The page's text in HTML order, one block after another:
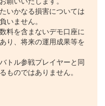
いかなる損害については
いません。
料を含まないデモ口座に
り、将来の運用成果等を
トル参戦プレイヤーと同
ものではありません。